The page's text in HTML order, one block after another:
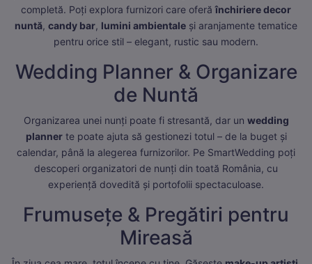
completă. Poți explora furnizori care oferăînchiriere decor
nuntă, candy bar, lumini ambientale și aranjamente tematice
pentru orice stil – elegant, rustic sau modern.
Wedding Planner & Organizare
de Nuntă
Organizarea unei nunți poate fi stresantă, dar un wedding
plannerte poate ajuta să gestionezi totul – de la buget și
calendar, până la alegerea furnizorilor. Pe SmartWedding poți
descoperi organizatori de nunți din toată România, cu
experiență dovedită și portofolii spectaculoase.
Frumusețe & Pregătiri pentru
Mireasă